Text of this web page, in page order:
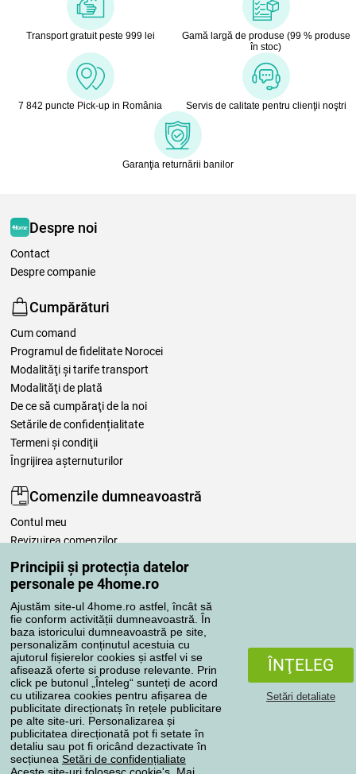
Principii și protecția datelor
personale pe 4home.ro
Ajustăm site-ul 4home.ro astfel, încât să
fie conform activității dumneavoastră. În
baza istoricului dumneavoastră pe site,
personalizăm conținutul acestuia cu
ajutorul fișierelor cookies și astfel vi se
afisează oferte si produse relevante. Prin
click pe butonul „Înteleg“ sunteți de acord
cu utilizarea cookies pentru afișarea de
publicitate direcționatș în rețele publicitare
pe alte site-uri. Personalizarea și
publicitatea direcționată pot fi setate în
detaliu sau pot fi oricând dezactivate în
secțiunea Setări de confidențialiate
ÎNŢELEG
Setări detaliate
Transport gratuit peste 999 lei
Gamă largă de produse (99 % produse
în stoc)
7 842 puncte Pick-up in România Servis de calitate pentru clienţii noştri
Garanţia returnării banilor
Despre noi
Contact
Despre companie
Cumpărături
Cum comand
Programul de fidelitate Norocei
Modalităţi şi tarife transport
Modalităţi de plată
De ce să cumpăraţi de la noi
Setările de confidențialitate
Termeni şi condiţii
Îngrijirea așternuturilor
Comenzile dumneavoastră
Contul meu
Revizuirea comenzilor
Reclamaţii
Retragere de la contract
Regulile de procesare a recenziilor
Metode de transport
Metode de plată
Magazin de încredere